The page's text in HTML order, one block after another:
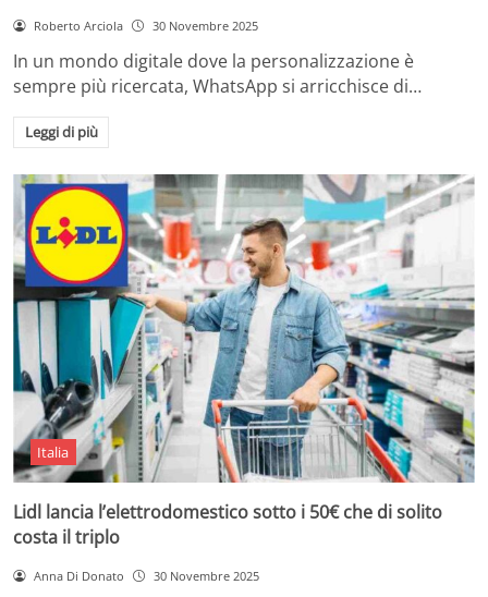
Roberto Arciola 30 Novembre 2025
In un mondo digitale dove la personalizzazione è
sempre più ricercata, WhatsApp si arricchisce di…
Leggi di più
Italia
Lidl lancia l’elettrodomestico sotto i 50€ che di solito
costa il triplo
Anna Di Donato 30 Novembre 2025